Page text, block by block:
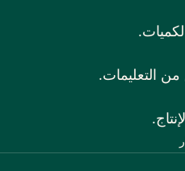
من التعليمات.